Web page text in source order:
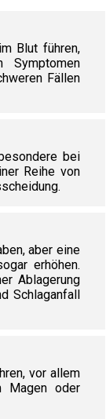
Blut führen,
Fällen
bei
Reihe von
aber eine
erhöhen.
Ablagerung
Schlaganfall
vor allem
Magen oder